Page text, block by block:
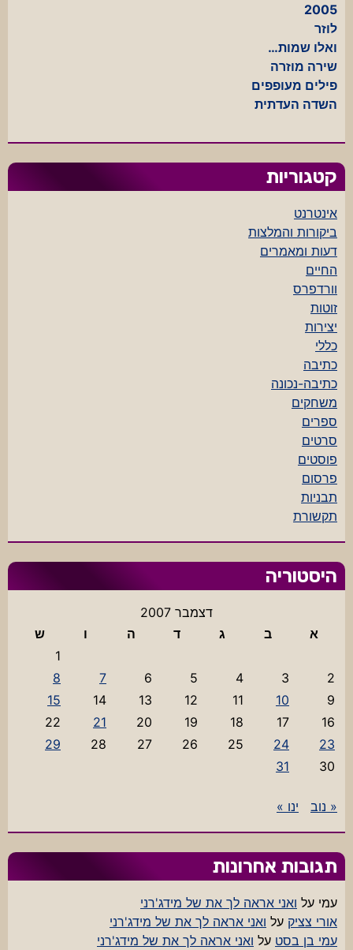
2005
לוזר
ואלו שמות…
שירה מוזרה
פילים מעופפים
השדה העדתית
קטגוריות
אינטרנט
ביקורות והמלצות
דעות ומאמרים
החיים
וורדפרס
זוטות
יצירות
כללי
כתיבה
כתיבה-נכונה
משחקים
ספרים
סרטים
פוסטים
פרסום
תבניות
תקשורת
היסטוריה
דצמבר 2007
א
ב ג ד ה ו
ש
1
2
3
4
5
6
7
8
9
10
11
12
13
14
15
16
17
18
19
20
21
22
23
24
25
26
27
28
29
30
31
« נוב ינו »
תגובות אחרונות
עמי על ואני אראה לך את של מידג'רני
אורי צציק על ואני אראה לך את של מידג'רני
עמי בן בסט על ואני אראה לך את של מידג'רני